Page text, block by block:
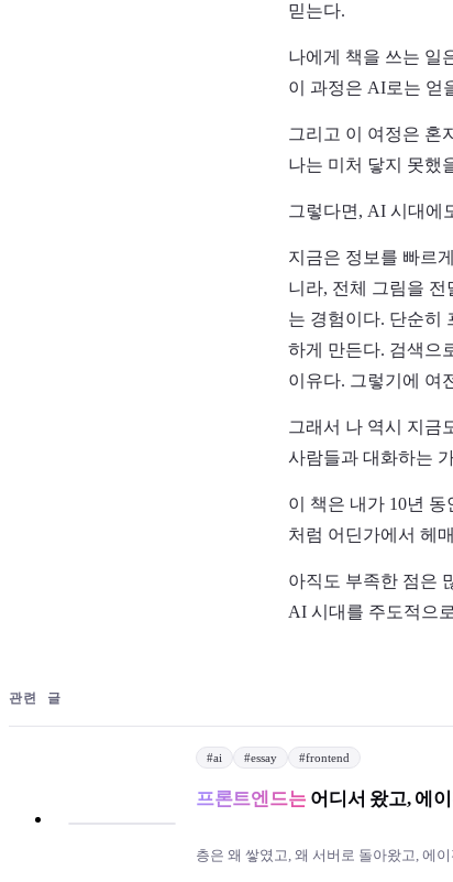
믿는다.
나에게 책을 쓰는 일
이 과정은 AI로는 얻
그리고 이 여정은 혼
나는 미처 닿지 못했
그렇다면, AI 시대에
지금은 정보를 빠르
니라, 전체 그림을
는 경험이다. 단순히
하게 만든다. 검색으
이유다. 그렇기에 여
그래서 나 역시 지금
사람들과 대화하는
이 책은 내가 10년
처럼 어딘가에서 헤
아직도 부족한 점은
AI 시대를 주도적으
관련 글
#ai #essay #frontend
프론트엔드는 어디서 왔고, 에
층은 왜 쌓였고, 왜 서버로 돌아왔고, 에